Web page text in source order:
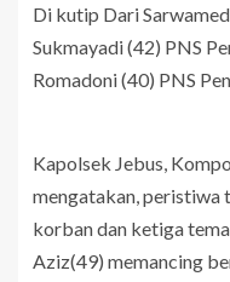
Di kutip Dari
Sukmayadi (42) PNS
Romadoni (40) PNS
Kapolsek Jebus,
mengatakan, peristiwa
korban dan ketiga
Aziz(49) memancing